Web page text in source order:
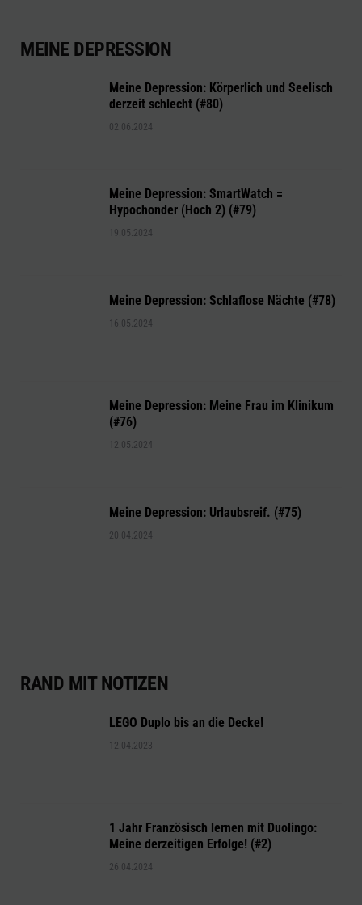
MEINE DEPRESSION
Meine Depression: Körperlich und Seelisch
derzeit schlecht (#80)
02.06.2024
Meine Depression: SmartWatch =
Hypochonder (Hoch 2) (#79)
19.05.2024
Meine Depression: Schlaflose Nächte (#78)
16.05.2024
Meine Depression: Meine Frau im Klinikum
(#76)
12.05.2024
Meine Depression: Urlaubsreif. (#75)
20.04.2024
RAND MIT NOTIZEN
LEGO Duplo bis an die Decke!
12.04.2023
1 Jahr Französisch lernen mit Duolingo:
Meine derzeitigen Erfolge! (#2)
26.04.2024